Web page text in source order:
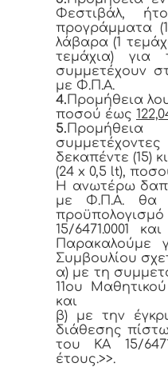
Φεστιβάλ,
προγράμματα
λάβαρα (1
τεμάχια)
συμμετέχουν
με Φ.Π.Α.
4.Προμήθεια
ποσού έως
5.
δεκαπέντε (15)
(24 x 0,5 lt),
Η ανωτέρω
με Φ.Π.Α. θα
15/6471.0001
Παρακαλούμε
Συμβουλίου
α) με τη
11ου
και
β) με την
διάθεσης
του ΚΑ 15/
έτους.>>.